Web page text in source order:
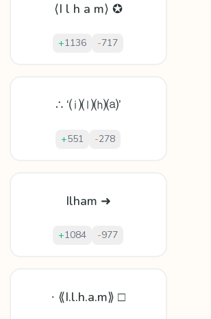
⟨I l h a m⟩ ✪
+1136 -717
∴ ‘⒤⒧⒣⒜’
+551 -278
Ilham ➜
+1084 -977
∙ ⟪I.l.h.a.m⟫ □